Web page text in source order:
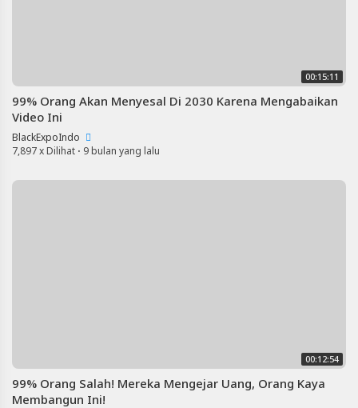
00:15:11
99% Orang Akan Menyesal Di 2030 Karena Mengabaikan
Video Ini
BlackExpoIndo
7,897 x Dilihat · 9 bulan yang lalu
00:12:54
99% Orang Salah! Mereka Mengejar Uang, Orang Kaya
Membangun Ini!